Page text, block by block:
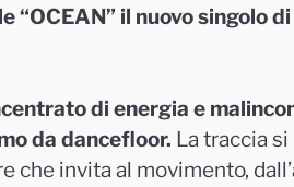
“OCEAN” il nuovo singolo
di energia e
da dancefloor. La traccia
che invita al movimento,